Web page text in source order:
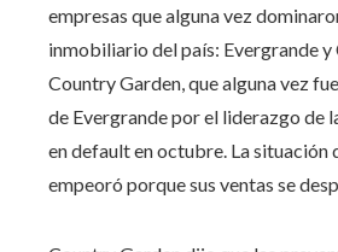
empresas que alguna vez
inmobiliario del país: Evergrande y
Country Garden, que alguna vez
de Evergrande por el liderazgo de
en default en octubre. La situación
empeoró porque sus ventas se